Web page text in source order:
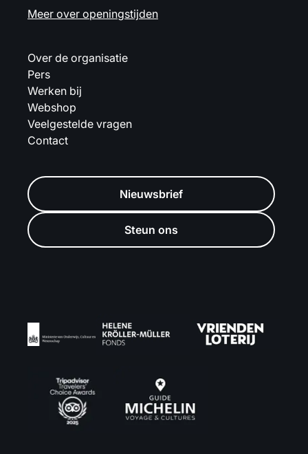
Meer over openingstijden
Over de organisatie
Pers
Werken bij
Webshop
Veelgestelde vragen
Contact
Nieuwsbrief
Steun ons